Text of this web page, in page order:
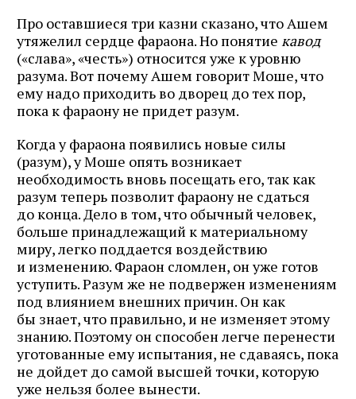
Про оставшиеся три казни сказано, что Ашем
утяжелил сердце фараона. Но понятие кавод
(«слава», «честь») относится уже к уровню
разума. Вот почему Ашем говорит Моше, что
ему надо приходить во дворец до тех пор,
пока к фараону не придет разум.
Когда у фараона появились новые силы
(разум), у Моше опять возникает
необходимость вновь посещать его, так как
разум теперь позволит фараону не сдаться
до конца. Дело в том, что обычный человек,
больше принадлежащий к материальному
миру, легко поддается воздействию
и изменению. Фараон сломлен, он уже готов
уступить. Разум же не подвержен изменениям
под влиянием внешних причин. Он как
бы знает, что правильно, и не изменяет этому
знанию. Поэтому он способен легче перенести
уготованные ему испытания, не сдаваясь, пока
не дойдет до самой высшей точки, которую
уже нельзя более вынести.